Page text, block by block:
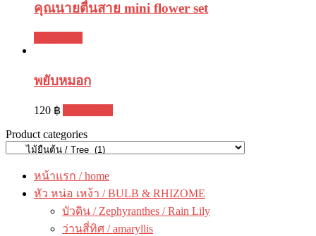
คุณนายตื่นสาย mini flower set
พยับหมอก
120 ฿
Product categories
หน้าแรก / home
หัว หน่อ เหง้า / BULB & RHIZOME
บัวดิน / Zephyranthes / Rain Lily
ว่านสี่ทิศ / amaryllis